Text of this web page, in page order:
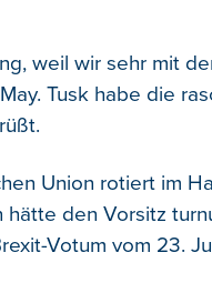
weil wir sehr mit
Tusk habe die
Union rotiert im
den Vorsitz
Votum vom 23.